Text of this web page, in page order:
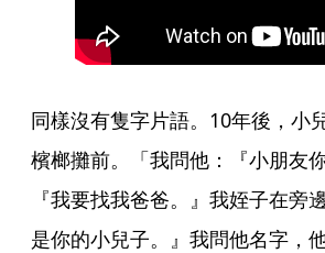
同樣沒有隻字片語。10年後，小
檳榔攤前。「我問他：『小朋友
『我要找我爸爸。』我姪子在旁
是你的小兒子。』我問他名字，